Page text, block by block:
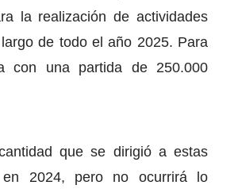
la realización de actividades
de todo el año 2025. Para
con una partida de 250.000
que se dirigió a estas
en 2024, pero no ocurrirá lo